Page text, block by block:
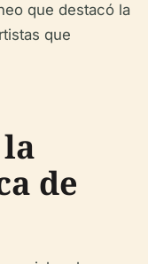
que destacó la
que
de